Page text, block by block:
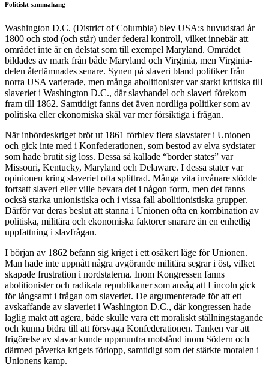
Politiskt sammahang
Washington D.C. (District of Columbia) blev USA:s huvudstad år
1800 och stod (och står) under federal kontroll, vilket innebär att
området inte är en delstat som till exempel Maryland. Området
bildades av mark från både Maryland och Virginia, men Virginia-
delen återlämnades senare. Synen på slaveri bland politiker från
norra USA varierade, men många abolitionister var starkt kritiska till
slaveriet i Washington D.C., där slavhandel och slaveri förekom
fram till 1862. Samtidigt fanns det även nordliga politiker som av
politiska eller ekonomiska skäl var mer försiktiga i frågan.
När inbördeskriget bröt ut 1861 förblev flera slavstater i Unionen
och gick inte med i Konfederationen, som bestod av elva sydstater
som hade brutit sig loss. Dessa så kallade “border states” var
Missouri, Kentucky, Maryland och Delaware. I dessa stater var
opinionen kring slaveriet ofta splittrad. Många vita invånare stödde
fortsatt slaveri eller ville bevara det i någon form, men det fanns
också starka unionistiska och i vissa fall abolitionistiska grupper.
Därför var deras beslut att stanna i Unionen ofta en kombination av
politiska, militära och ekonomiska faktorer snarare än en enhetlig
uppfattning i slavfrågan.
I början av 1862 befann sig kriget i ett osäkert läge för Unionen.
Man hade inte uppnått några avgörande militära segrar i öst, vilket
skapade frustration i nordstaterna. Inom Kongressen fanns
abolitionister och radikala republikaner som ansåg att Lincoln gick
för långsamt i frågan om slaveriet. De argumenterade för att ett
avskaffande av slaveriet i Washington D.C., där kongressen hade
laglig makt att agera, både skulle vara ett moraliskt ställningstagande
och kunna bidra till att försvaga Konfederationen. Tanken var att
frigörelse av slavar kunde uppmuntra motstånd inom Södern och
därmed påverka krigets förlopp, samtidigt som det stärkte moralen i
Unionens kamp.